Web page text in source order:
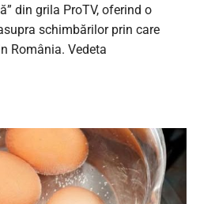
din grila ProTV, oferind o
schimbărilor prin care
România. Vedeta